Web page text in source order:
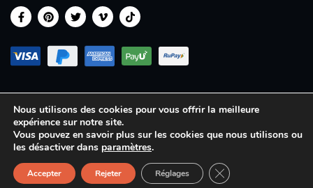
Copyright © 2024RisingBamboo.
Nous utilisons des cookies pour vous offrir la meilleure
expérience sur notre site.
Vous pouvez en savoir plus sur les cookies que nous utilisons ou
les désactiver dans paramètres.
Accepter Rejeter Réglages FERMER LA